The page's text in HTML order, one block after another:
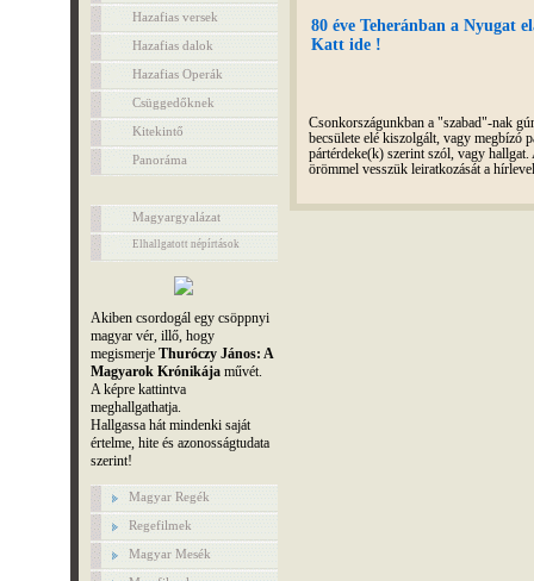
Hazafias versek
Hazafias dalok
Hazafias Operák
Csüggedőknek
Kitekintő
Panoráma
Magyargyalázat
Elhallgatott népírtások
Akiben csordogál egy csöppnyi
magyar vér, illő, hogy
megismerje Thuróczy János: A
Magyarok Krónikájaművét.
A képre kattintva
meghallgathatja.
Hallgassa hát mindenki saját
értelme, hite és azonosságtudata
szerint!
Magyar Regék
Regefilmek
Magyar Mesék
80 éve Teheránban a Nyugat
Katt ide !
Csonkországunkban a "szabad"-nak
becsülete elé kiszolgált, vagy megbízó
pártérdeke(k) szerint szól, vagy
örömmel vesszük leiratkozását a